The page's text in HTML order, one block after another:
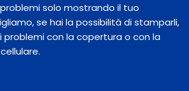
solo mostrando il tuo
se hai la possibilità di stamparli,
problemi con la copertura o con la